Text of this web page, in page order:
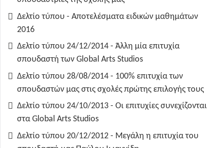
Δελτίο τύπου - Αποτελέσματα ειδικών μαθημάτων
2016
Δελτίο τύπου 24/12/2014 - Άλλη μία επιτυχία
σπουδαστή των Global Arts Studios
Δελτίο τύπου 28/08/2014 - 100% επιτυχία των
σπουδαστών μας στις σχολές πρώτης επιλογής τους
Δελτίο τύπου 24/10/2013 - Οι επιτυχίες συνεχίζονται
στα Global Arts Studios
Δελτίο τύπου 20/12/2012 - Μεγάλη η επιτυχία του